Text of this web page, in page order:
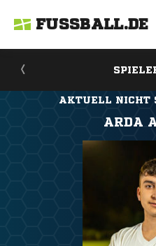
FUSSBALL.DE
AKTUELL NICHT
ARDA